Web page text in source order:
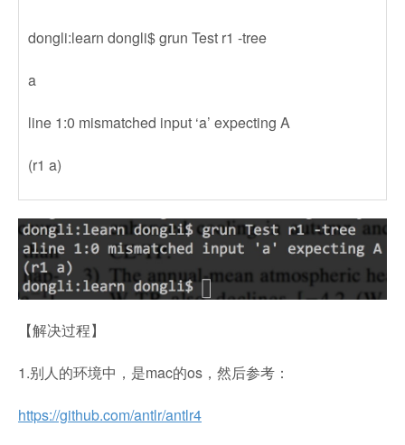
dongli:learn dongli$ grun Test r1 -tree
a
line 1:0 mismatched input ‘a’ expecting A
(r1 a)
【解决过程】
1.别人的环境中，是mac的os，然后参考：
https://github.com/antlr/antlr4